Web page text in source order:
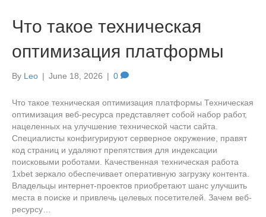
Что такое техническая
оптимизация платформы
By Leo | June 18, 2026 | 0
Что такое техническая оптимизация платформы Техническая
оптимизация веб-ресурса представляет собой набор работ,
нацеленных на улучшение технической части сайта.
Специалисты конфигурируют серверное окружение, правят
код страниц и удаляют препятствия для индексации
поисковыми роботами. Качественная техническая работа
1xbet зеркало обеспечивает оперативную загрузку контента.
Владельцы интернет-проектов приобретают шанс улучшить
места в поиске и привлечь целевых посетителей. Зачем веб-
ресурсу…